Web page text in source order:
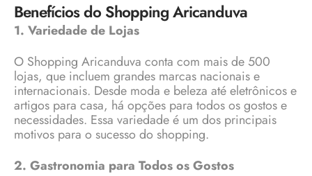
Benefícios do Shopping Aricanduva
1. Variedade de Lojas
O Shopping Aricanduva conta com mais de 500
lojas, que incluem grandes marcas nacionais e
internacionais. Desde moda e beleza até eletrônicos e
artigos para casa, há opções para todos os gostos e
necessidades. Essa variedade é um dos principais
motivos para o sucesso do shopping.
2. Gastronomia para Todos os Gostos